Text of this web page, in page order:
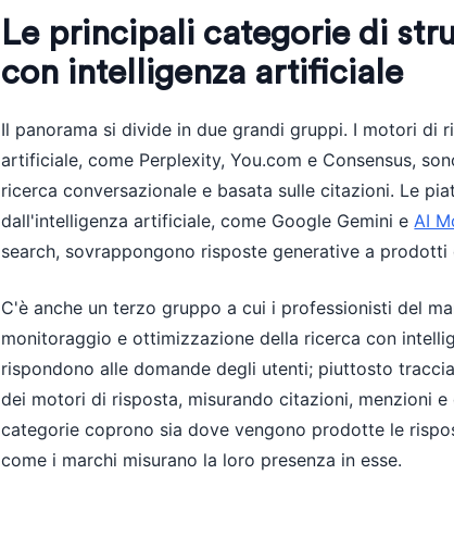
Le principali categorie di
con intelligenza artificiale
Il panorama si divide in due grandi gruppi. I motori di
artificiale, come Perplexity, You.com e Consensus,
ricerca conversazionale e basata sulle citazioni. Le
dall'intelligenza artificiale, come Google Gemini eAI
search, sovrappongono risposte generative a
C'è anche un terzo gruppo a cui i professionisti del
monitoraggio e ottimizzazione della ricerca con
rispondono alle domande degli utenti; piuttosto
dei motori di risposta, misurando citazioni, menzioni
categorie coprono sia dove vengono prodotte le
come i marchi misurano la loro presenza in esse.